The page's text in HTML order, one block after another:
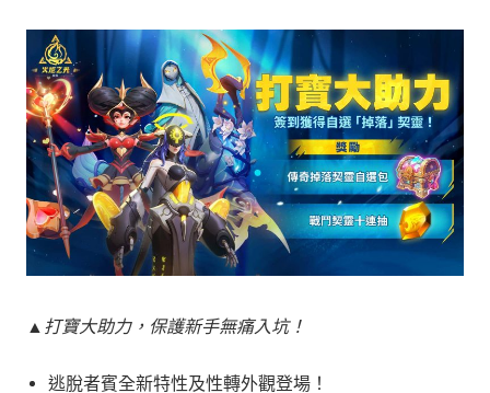
▲打寶大助力，保護新手無痛入坑！
逃脫者賓全新特性及性轉外觀登場！